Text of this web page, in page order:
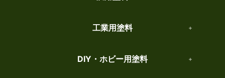
工業用塗料
DIY・ホビー用塗料